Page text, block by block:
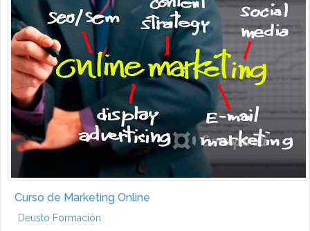
Curso de Marketing Online
Deusto Formación